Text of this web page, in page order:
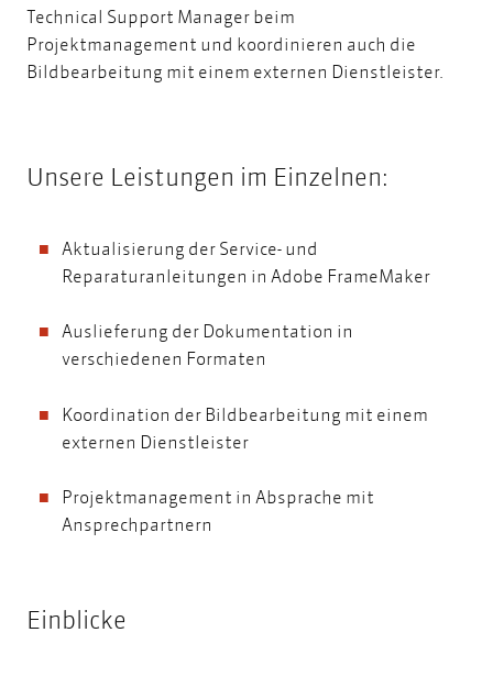
Technical Support Manager beim
Projektmanagement und koordinieren auch die
Bildbearbeitung mit einem externen Dienstleister.
Unsere Leistungen im Einzelnen:
Aktualisierung der Service- und
Reparaturanleitungen in Adobe FrameMaker
Auslieferung der Dokumentation in
verschiedenen Formaten
Koordination der Bildbearbeitung mit einem
externen Dienstleister
Projektmanagement in Absprache mit
Ansprechpartnern
Einblicke